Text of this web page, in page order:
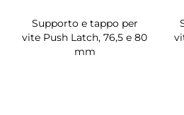
Supporto e tappo per
vite Push Latch, 76,5 e 80
mm